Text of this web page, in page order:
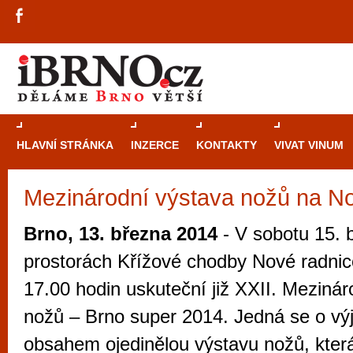
HLAVNÍ STRÁNKA INZERCE KONTAKTY VIVAT VINUM
Mezinárodní výstava nožů na
Brno, 13. března 2014- V sobotu 15.
prostorách Křížové chodby Nové
17.00 hodin uskuteční již XXII.
nožů – Brno super 2014. Jedná se o
obsahem ojedinělou výstavu nožů,
Průvodce
Brně: Od
automaty
Brno je
zajímavé
restaurace,
Mimo jiné je ale také místem, kde si